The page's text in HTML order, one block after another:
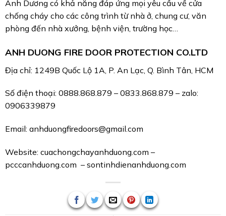
chống cháy căn hộ, nhà trọ
theo yêu cầu
ở đâu? Top nhà cung cấp uy
TIN TỨC MỚI NHẤT
Công ty lắp đặt cửa chống cháy tiêu chuẩn pccc tại
Tây Ninh – An toàn, hiệu quả
Cửa chống cháy tại Tây Ninh giá bao nhiêu? Tổng
hợp chi phí lắp đặt trọn gói
Tư vấn lựa chọn cửa chống cháy phù hợp cho từng
công trình tại Tây Ninh – LH 0906 339 879
nhanh cho mọi quy mô công trình